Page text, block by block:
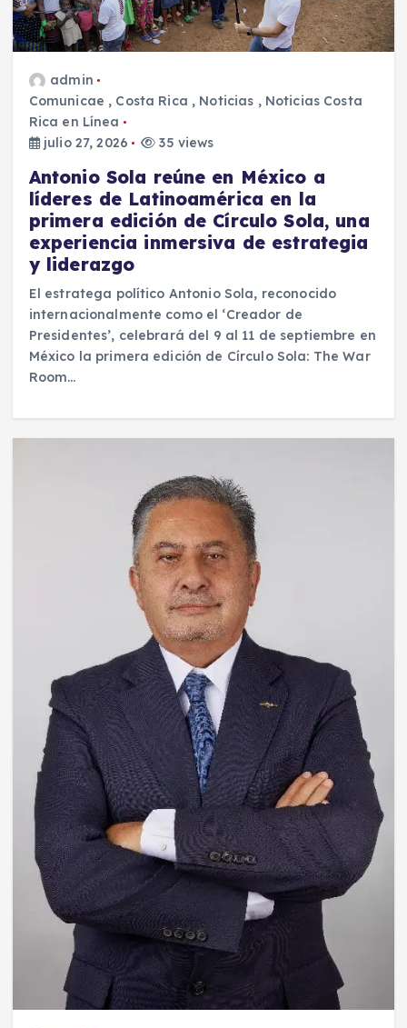
admin
Comunicae , Costa Rica , Noticias , Noticias Costa
Rica en Línea
julio 27, 2026
35 views
Antonio Sola reúne en México a
líderes de Latinoamérica en la
primera edición de Círculo Sola, una
experiencia inmersiva de estrategia
y liderazgo
El estratega político Antonio Sola, reconocido
internacionalmente como el ‘Creador de
Presidentes’, celebrará del 9 al 11 de septiembre en
México la primera edición de Círculo Sola: The War
Room…